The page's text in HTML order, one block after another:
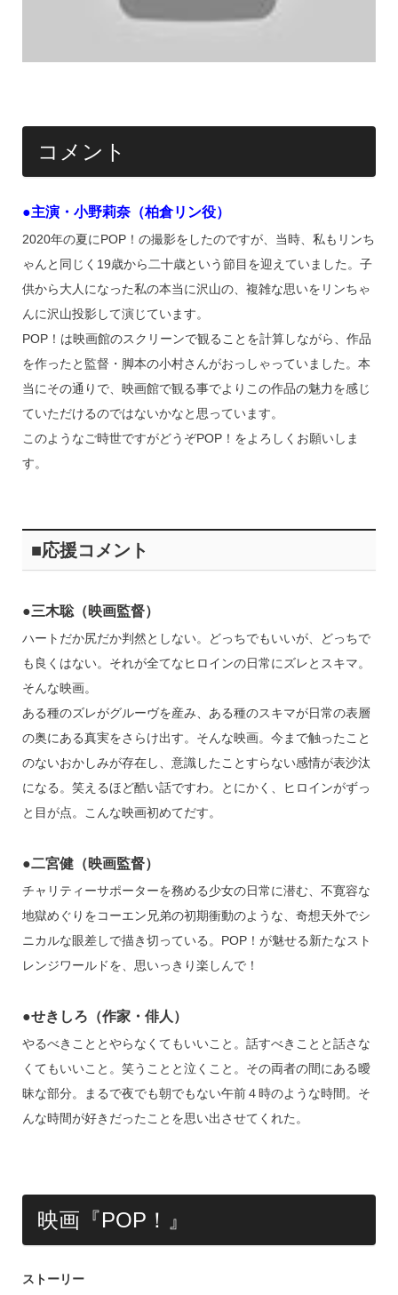
コメント
●主演・小野莉奈（柏倉リン役）
2020年の夏にPOP！の撮影をしたのですが、当時、私もリンち
ゃんと同じく19歳から二十歳という節目を迎えていました。子
供から大人になった私の本当に沢山の、複雑な思いをリンちゃ
んに沢山投影して演じています。
POP！は映画館のスクリーンで観ることを計算しながら、作品
を作ったと監督・脚本の小村さんがおっしゃっていました。本
当にその通りで、映画館で観る事でよりこの作品の魅力を感じ
ていただけるのではないかなと思っています。
このようなご時世ですがどうぞPOP！をよろしくお願いしま
す。
■応援コメント
●三木聡（映画監督）
ハートだか尻だか判然としない。どっちでもいいが、どっちで
も良くはない。それが全てなヒロインの日常にズレとスキマ。
そんな映画。
ある種のズレがグルーヴを産み、ある種のスキマが日常の表層
の奥にある真実をさらけ出す。そんな映画。今まで触ったこと
のないおかしみが存在し、意識したことすらない感情が表沙汰
になる。笑えるほど酷い話ですわ。とにかく、ヒロインがずっ
と目が点。こんな映画初めてだす。
●二宮健（映画監督）
チャリティーサポーターを務める少女の日常に潜む、不寛容な
地獄めぐりをコーエン兄弟の初期衝動のような、奇想天外でシ
ニカルな眼差しで描き切っている。POP！が魅せる新たなスト
レンジワールドを、思いっきり楽しんで！
●せきしろ（作家・俳人）
やるべきこととやらなくてもいいこと。話すべきことと話さな
くてもいいこと。笑うことと泣くこと。その両者の間にある曖
昧な部分。まるで夜でも朝でもない午前４時のような時間。そ
んな時間が好きだったことを思い出させてくれた。
映画『POP！』
ストーリー